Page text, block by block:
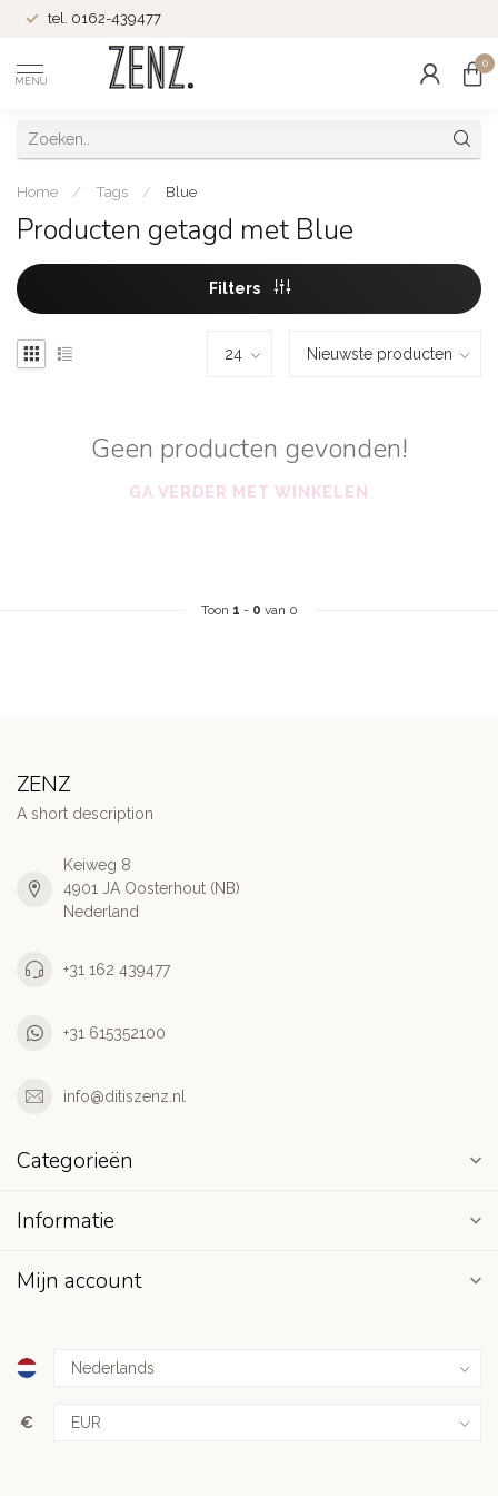
tel. 0162-439477
MENU
0
Home / Tags / Blue
Producten getagd met Blue
Filters
Geen producten gevonden!
GA VERDER MET WINKELEN
Toon 1 - 0 van 0
ZENZ
A short description
Keiweg 8
4901 JA Oosterhout (NB)
Nederland
+31 162 439477
+31 615352100
info@ditiszenz.nl
Categorieën
Informatie
Mijn account
€